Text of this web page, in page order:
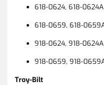
618-0624, 618-0624A
618-0659, 618-
918-0624, 918-0624A
918-0659, 918-
Troy-Bilt